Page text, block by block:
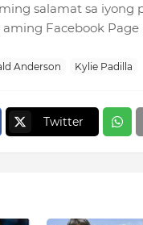
salamat sa
Facebook Page
Anderson Kylie Padilla
Twitter